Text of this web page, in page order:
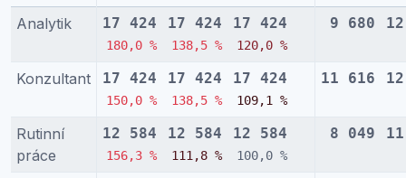
Analytik
17 424
180,0 %
17 424
138,5 %
17 424
120,0 %
9 680
Konzultant 17 424
150,0 %
17 424
138,5 %
17 424
109,1 %
11 616
Rutinní
práce
12 584
156,3 %
12 584
111,8 %
12 584
100,0 %
8 049